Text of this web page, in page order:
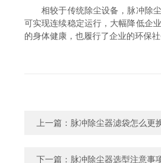
相较于传统除尘设备，脉冲除尘
可实现连续稳定运行，大幅降低企
的身体健康，也履行了企业的环保社
上一篇： 脉冲除尘器滤袋怎么更
下一篇： 脉冲除尘器选型注意事